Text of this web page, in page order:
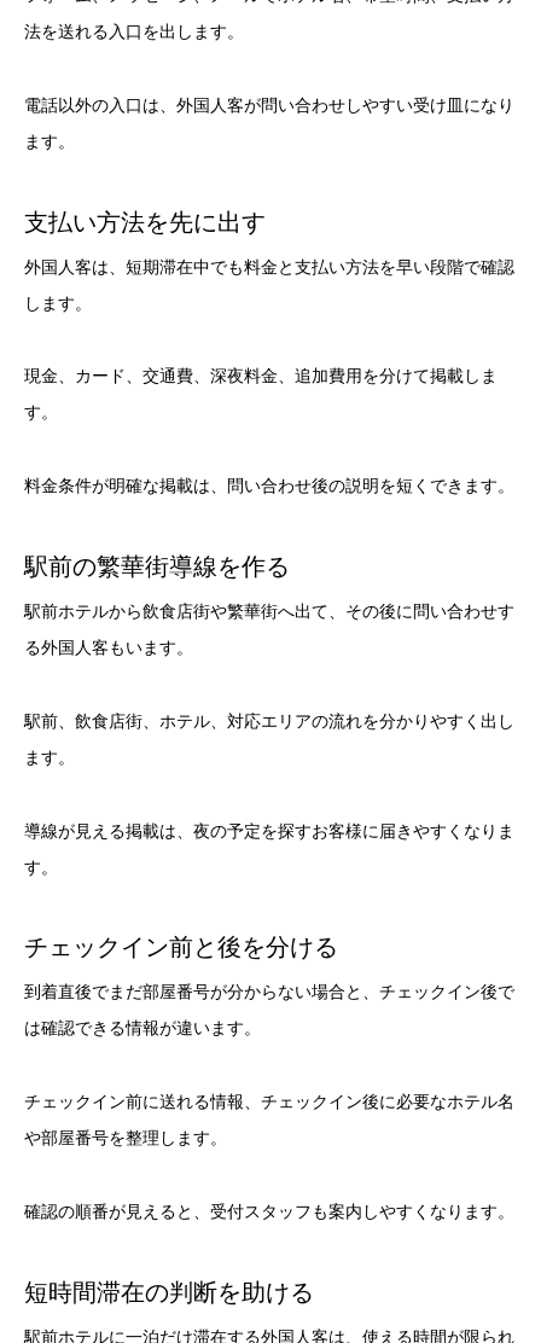
法を送れる入口を出します。
電話以外の入口は、外国人客が問い合わせしやすい受け皿になり
ます。
支払い方法を先に出す
外国人客は、短期滞在中でも料金と支払い方法を早い段階で確認
します。
現金、カード、交通費、深夜料金、追加費用を分けて掲載しま
す。
料金条件が明確な掲載は、問い合わせ後の説明を短くできます。
駅前の繁華街導線を作る
駅前ホテルから飲食店街や繁華街へ出て、その後に問い合わせす
る外国人客もいます。
駅前、飲食店街、ホテル、対応エリアの流れを分かりやすく出し
ます。
導線が見える掲載は、夜の予定を探すお客様に届きやすくなりま
す。
チェックイン前と後を分ける
到着直後でまだ部屋番号が分からない場合と、チェックイン後で
は確認できる情報が違います。
チェックイン前に送れる情報、チェックイン後に必要なホテル名
や部屋番号を整理します。
確認の順番が見えると、受付スタッフも案内しやすくなります。
短時間滞在の判断を助ける
駅前ホテルに一泊だけ滞在する外国人客は、使える時間が限られ